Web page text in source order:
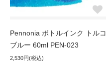
Pennonia ボトルインク トルコ
ブルー 60ml PEN-023
2,530円(税込)